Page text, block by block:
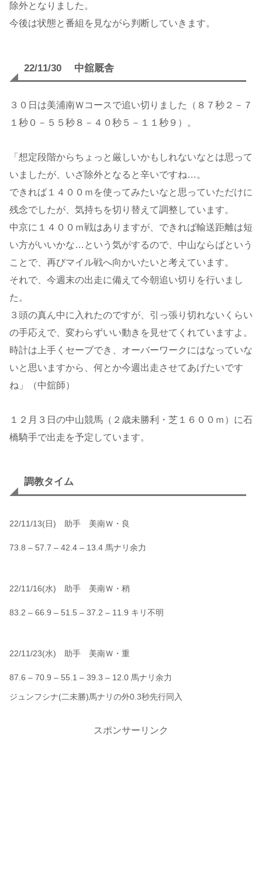
除外となりました。
今後は状態と番組を見ながら判断していきます。
22/11/30 中舘厩舎
３０日は美浦南Ｗコースで追い切りました（８７秒２－７
１秒０－５５秒８－４０秒５－１１秒９）。
「想定段階からちょっと厳しいかもしれないなとは思って
いましたが、いざ除外となると辛いですね…。
できれば１４００ｍを使ってみたいなと思っていただけに
残念でしたが、気持ちを切り替えて調整しています。
中京に１４００ｍ戦はありますが、できれば輸送距離は短
い方がいいかな…という気がするので、中山ならばという
ことで、再びマイル戦へ向かいたいと考えています。
それで、今週末の出走に備えて今朝追い切りを行いまし
た。
３頭の真ん中に入れたのですが、引っ張り切れないくらい
の手応えで、変わらずいい動きを見せてくれていますよ。
時計は上手くセーブでき、オーバーワークにはなっていな
いと思いますから、何とか今週出走させてあげたいです
ね」（中舘師）
１２月３日の中山競馬（２歳未勝利・芝１６００ｍ）に石
橋騎手で出走を予定しています。
調教タイム
22/11/13(日) 助手 美南Ｗ・良
73.8 – 57.7 – 42.4 – 13.4 馬ナリ余力
22/11/16(水) 助手 美南Ｗ・稍
83.2 – 66.9 – 51.5 – 37.2 – 11.9 キリ不明
22/11/23(水) 助手 美南Ｗ・重
87.6 – 70.9 – 55.1 – 39.3 – 12.0 馬ナリ余力
ジュンフシナ(二未勝)馬ナリの外0.3秒先行同入
スポンサーリンク